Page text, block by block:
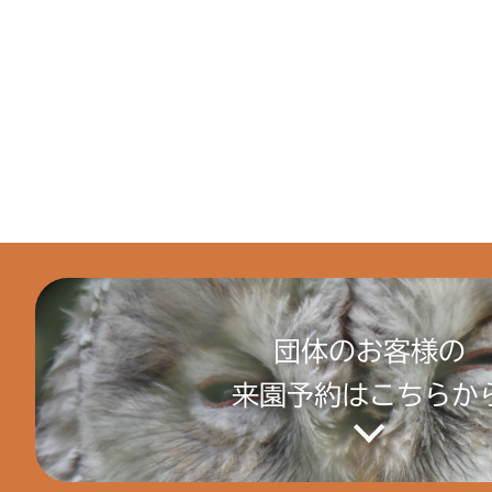
団体のお客様の
来園予約はこちらか